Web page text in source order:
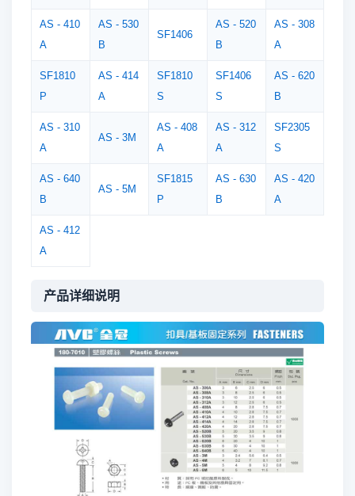
AS - 410
A
AS - 530
B
SF1406
AS - 520
B
AS - 308
A
SF1810
P
AS - 414
A
SF1810
S
SF1406
S
AS - 620
B
AS - 310
A
AS - 3M
AS - 408
A
AS - 312
A
SF2305
S
AS - 640
B
AS - 5M
SF1815
P
AS - 630
B
AS - 420
A
AS - 412
A
产品详细说明